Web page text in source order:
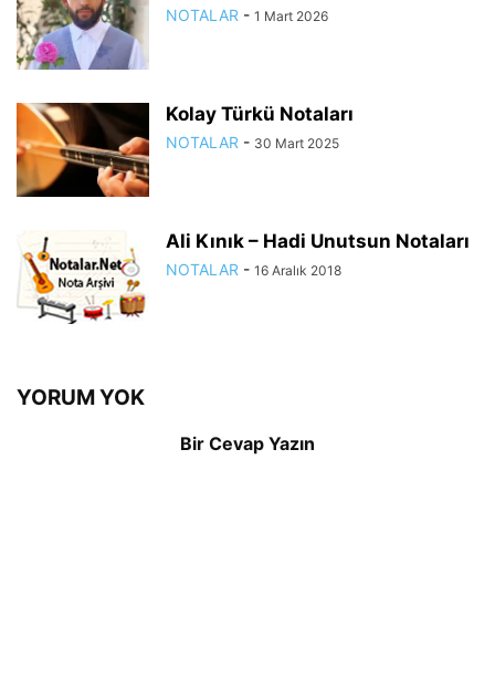
NOTALAR - 1 Mart 2026
Kolay Türkü Notaları
NOTALAR - 30 Mart 2025
Ali Kınık – Hadi Unutsun Notaları
NOTALAR - 16 Aralık 2018
YORUM YOK
Bir Cevap Yazın